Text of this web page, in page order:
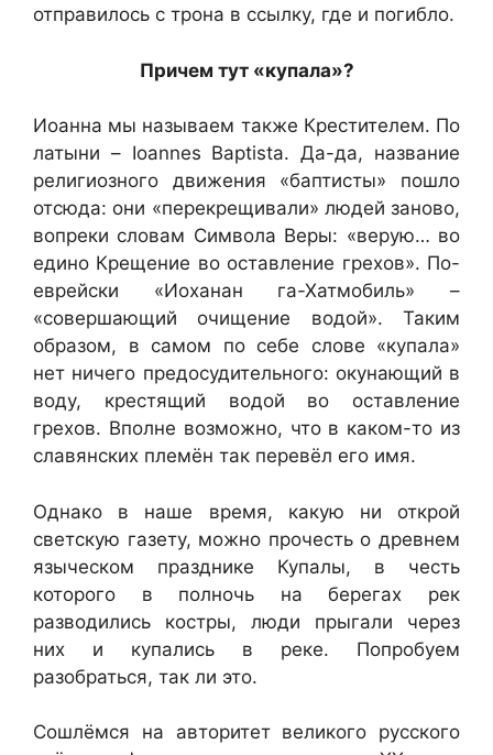
отправилось с трона в ссылку, где и погибло.
Причем тут «купала»?
Иоанна мы называем также Крестителем. По
латыни – Ioannes Baptista. Да-да, название
религиозного движения «баптисты» пошло
отсюда: они «перекрещивали» людей заново,
вопреки словам Символа Веры: «верую… во
едино Крещение во оставление грехов». По-
еврейски «Иоханан га-Хатмобиль» –
«совершающий очищение водой». Таким
образом, в самом по себе слове «купала»
нет ничего предосудительного: окунающий в
воду, крестящий водой во оставление
грехов. Вполне возможно, что в каком-то из
славянских племён так перевёл его имя.
Однако в наше время, какую ни открой
светскую газету, можно прочесть о древнем
языческом празднике Купалы, в честь
которого в полночь на берегах рек
разводились костры, люди прыгали через
них и купались в реке. Попробуем
разобраться, так ли это.
Сошлёмся на авторитет великого русского